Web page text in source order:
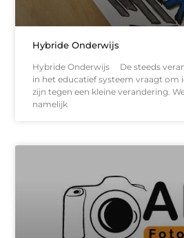
Hybride Onderwijs
Hybride Onderwijs De steeds
in het educatief systeem vraagt om
zijn tegen een kleine verandering.
namelijk